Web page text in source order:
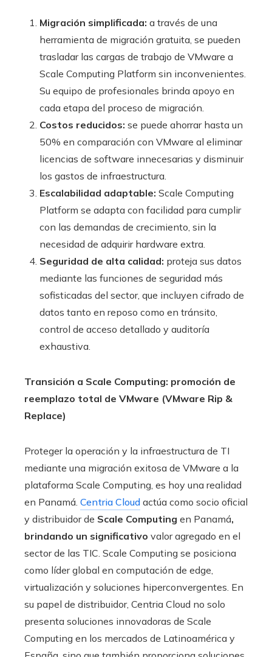
Migración simplificada: a través de una
herramienta de migración gratuita, se pueden
trasladar las cargas de trabajo de VMware a
Scale Computing Platform sin inconvenientes.
Su equipo de profesionales brinda apoyo en
cada etapa del proceso de migración.
Costos reducidos: se puede ahorrar hasta un
50% en comparación con VMware al eliminar
licencias de software innecesarias y disminuir
los gastos de infraestructura.
Escalabilidad adaptable: Scale Computing
Platform se adapta con facilidad para cumplir
con las demandas de crecimiento, sin la
necesidad de adquirir hardware extra.
Seguridad de alta calidad: proteja sus datos
mediante las funciones de seguridad más
sofisticadas del sector, que incluyen cifrado de
datos tanto en reposo como en tránsito,
control de acceso detallado y auditoría
exhaustiva.
Transición a Scale Computing: promoción de
reemplazo total de VMware (VMware Rip &
Replace)
Proteger la operación y la infraestructura de TI
mediante una migración exitosa de VMware a la
plataforma Scale Computing, es hoy una realidad
en Panamá. Centria Cloud actúa como socio oficial
y distribuidor de Scale Computing en Panamá,
brindando un significativo valor agregado en el
sector de las TIC. Scale Computing se posiciona
como líder global en computación de edge,
virtualización y soluciones hiperconvergentes. En
su papel de distribuidor, Centria Cloud no solo
presenta soluciones innovadoras de Scale
Computing en los mercados de Latinoamérica y